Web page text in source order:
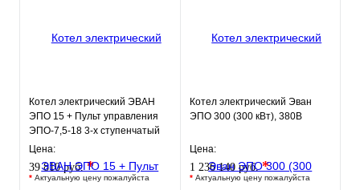
Котел электрический ЭВАН
ЭПО 15 + Пульт управления
ЭПО-7,5-18 3-х ступенчатый
(380 В)
Цена:
39 810 руб.*
* Актуальную цену пожалуйста
Котел электрический Эван
ЭПО 300 (300 кВт), 380В
Цена:
1 236 140 руб.*
* Актуальную цену пожалуйста